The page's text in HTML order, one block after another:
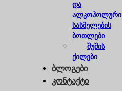
და
ალკოჰოლური
სასმელების
ბოთლები
შუშის
ქილები
ბლოგები
კონტაქტი